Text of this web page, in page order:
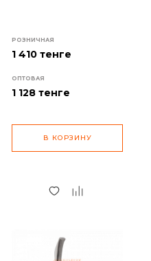
РОЗНИЧНАЯ
1 410 тенге
ОПТОВАЯ
1 128 тенге
В КОРЗИНУ